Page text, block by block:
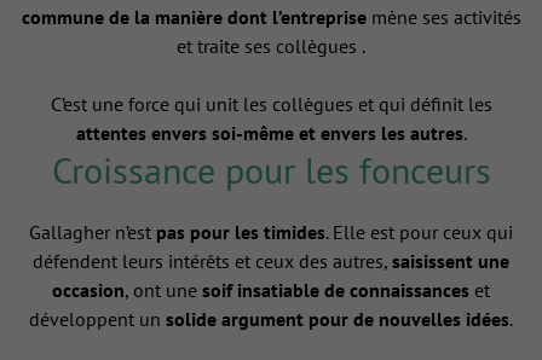
commune de la manière dont l’entreprisemène ses activités
et traite ses collègues .
C’est une force qui unit les collègues et qui définit les
attentes envers soi-même et envers les autres.
Croissance pour les fonceurs
Gallagher n’est pas pour les timides. Elle est pour ceux qui
défendent leurs intérêts et ceux des autres, saisissent une
occasion, ont une soif insatiable de connaissances et
développent un solide argument pour de nouvelles idées.